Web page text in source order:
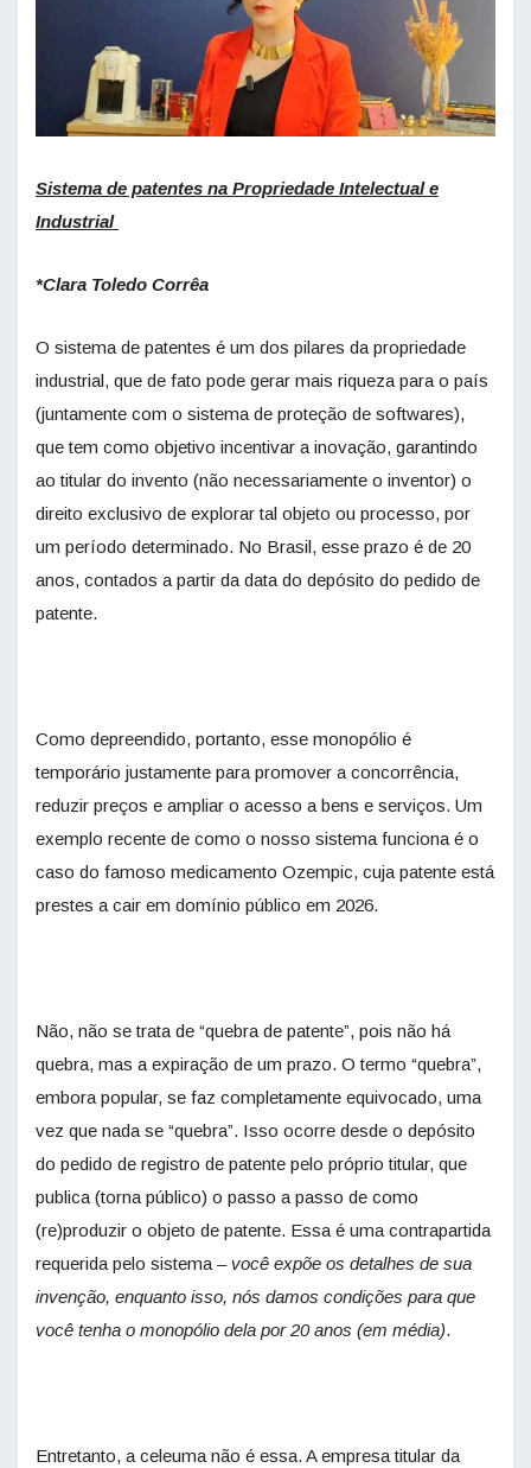
Sistema de patentes na Propriedade Intelectual e
Industrial
*Clara Toledo Corrêa
O sistema de patentes é um dos pilares da propriedade
industrial, que de fato pode gerar mais riqueza para o país
(juntamente com o sistema de proteção de softwares),
que tem como objetivo incentivar a inovação, garantindo
ao titular do invento (não necessariamente o inventor) o
direito exclusivo de explorar tal objeto ou processo, por
um período determinado. No Brasil, esse prazo é de 20
anos, contados a partir da data do depósito do pedido de
patente.
Como depreendido, portanto, esse monopólio é
temporário justamente para promover a concorrência,
reduzir preços e ampliar o acesso a bens e serviços. Um
exemplo recente de como o nosso sistema funciona é o
caso do famoso medicamento Ozempic, cuja patente está
prestes a cair em domínio público em 2026.
Não, não se trata de “quebra de patente”, pois não há
quebra, mas a expiração de um prazo. O termo “quebra”,
embora popular, se faz completamente equivocado, uma
vez que nada se “quebra”. Isso ocorre desde o depósito
do pedido de registro de patente pelo próprio titular, que
publica (torna público) o passo a passo de como
(re)produzir o objeto de patente. Essa é uma contrapartida
requerida pelo sistema – você expõe os detalhes de sua
invenção, enquanto isso, nós damos condições para que
você tenha o monopólio dela por 20 anos (em média).
Entretanto, a celeuma não é essa. A empresa titular da